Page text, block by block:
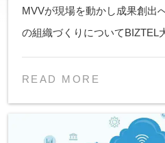
MVVが現場を動かし成果創出
の組織づくりについてBIZTEL
READ MORE